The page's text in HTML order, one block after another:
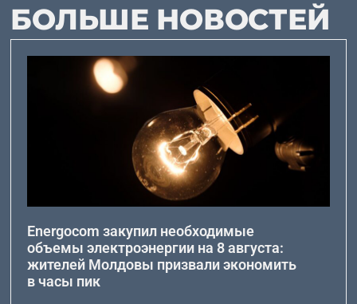
БОЛЬШЕ НОВОСТЕЙ
Energocom закупил необходимые
объемы электроэнергии на 8 августа:
жителей Молдовы призвали экономить
в часы пик